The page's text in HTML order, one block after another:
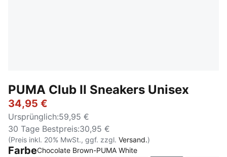
PUMA Club II Sneakers Unisex
34,95 €
Ursprünglich:59,95 €
30 Tage Bestpreis:30,95 €
(Preis inkl. 20% MwSt., ggf. zzgl. Versand.)
FarbeChocolate Brown-PUMA White